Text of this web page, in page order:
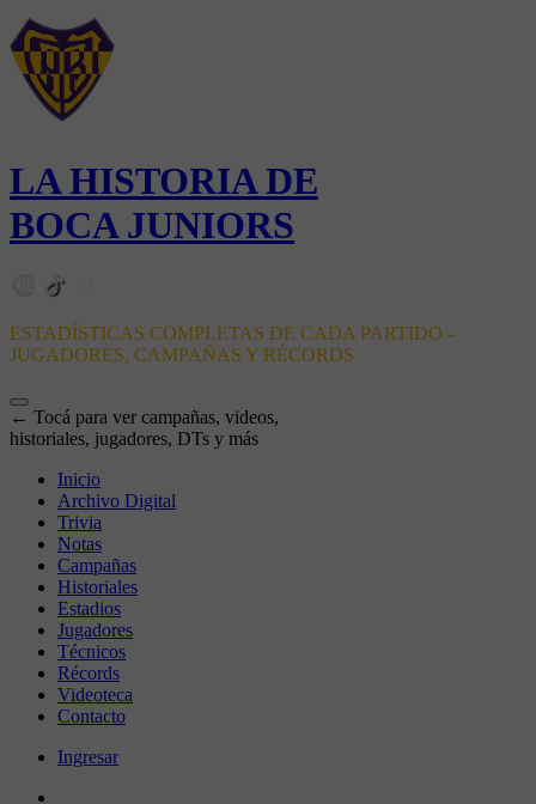
LA HISTORIA DE
BOCA JUNIORS
ESTADÍSTICAS COMPLETAS DE CADA PARTIDO -
JUGADORES, CAMPAÑAS Y RÉCORDS
← Tocá para ver campañas, videos,
historiales, jugadores, DTs y más
Inicio
Archivo Digital
Trivia
Notas
Campañas
Historiales
Estadios
Jugadores
Técnicos
Récords
Videoteca
Contacto
Ingresar